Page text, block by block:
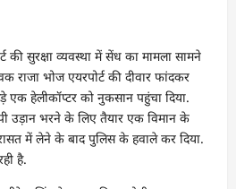
की सुरक्षा व्यवस्था में सेंध का मामला सामने
राजा भोज एयरपोर्ट की दीवार फांदकर
हेलीकॉप्टर को नुकसान पहुंचा दिया.
उड़ान भरने के लिए तैयार एक विमान के
में लेने के बाद पुलिस के हवाले कर दिया.
है.